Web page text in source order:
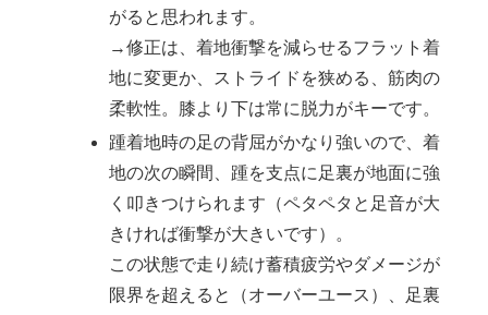
がると思われます。
→修正は、着地衝撃を減らせるフラット着
地に変更か、ストライドを狭める、筋肉の
柔軟性。膝より下は常に脱力がキーです。
踵着地時の足の背屈がかなり強いので、着
地の次の瞬間、踵を支点に足裏が地面に強
く叩きつけられます（ペタペタと足音が大
きければ衝撃が大きいです）。
この状態で走り続け蓄積疲労やダメージが
限界を超えると（オーバーユース）、足裏